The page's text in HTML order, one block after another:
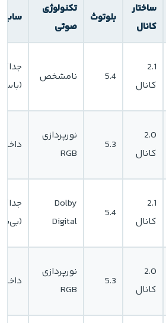
ساختار
کانال
بلوتوث
تکنولوژی
صوتی
2.1
کانال
5.4 نامشخص
2.0
کانال
5.3
نورپردازی
RGB
داخلی
2.1
کانال
5.4
Dolby
Digital
2.0
کانال
5.3
نورپردازی
RGB
داخلی